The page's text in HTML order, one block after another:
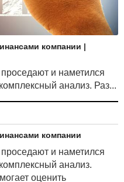
компании |
и наметился
анализ. Раз...
компании
и наметился
анализ.
оценить